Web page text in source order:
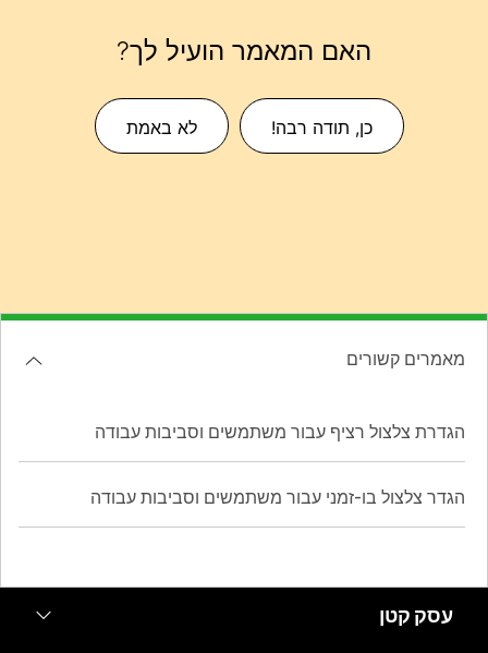
האם המאמר הועיל לך?
כן, תודה רבה! לא באמת
מאמרים קשורים
הגדרת צלצול רציף עבור משתמשים וסביבות עבודה
הגדר צלצול בו-זמני עבור משתמשים וסביבות עבודה
עסק קטן